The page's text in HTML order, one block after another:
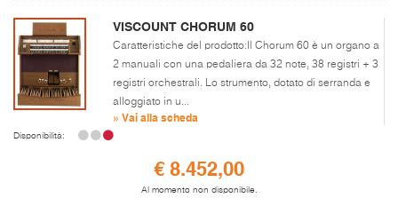
VISCOUNT CHORUM 60
Caratteristiche del prodotto:Il Chorum 60 è un organo a
2 manuali con una pedaliera da 32 note, 38 registri + 3
registri orchestrali. Lo strumento, dotato di serranda e
alloggiato in u...
» Vai alla scheda
Disponibilità:
€ 8.452,00
Al momento non disponibile.